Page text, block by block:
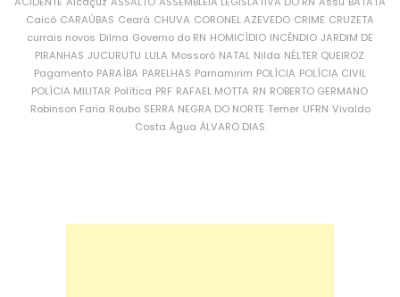
Caicó CARAÚBAS Ceará CHUVA CORONEL AZEVEDO CRIME CRUZETA
currais novos Dilma Governo do RN HOMICÍDIO INCÊNDIO JARDIM DE
PIRANHAS JUCURUTU LULA Mossoró NATAL Nilda NÉLTER QUEIROZ
Pagamento PARAÍBA PARELHAS Parnamirim POLÍCIA POLÍCIA CIVIL
POLÍCIA MILITAR Política PRF RAFAEL MOTTA RN ROBERTO GERMANO
Robinson Faria Roubo SERRA NEGRA DO NORTE Temer UFRN Vivaldo
Costa Água ÁLVARO DIAS